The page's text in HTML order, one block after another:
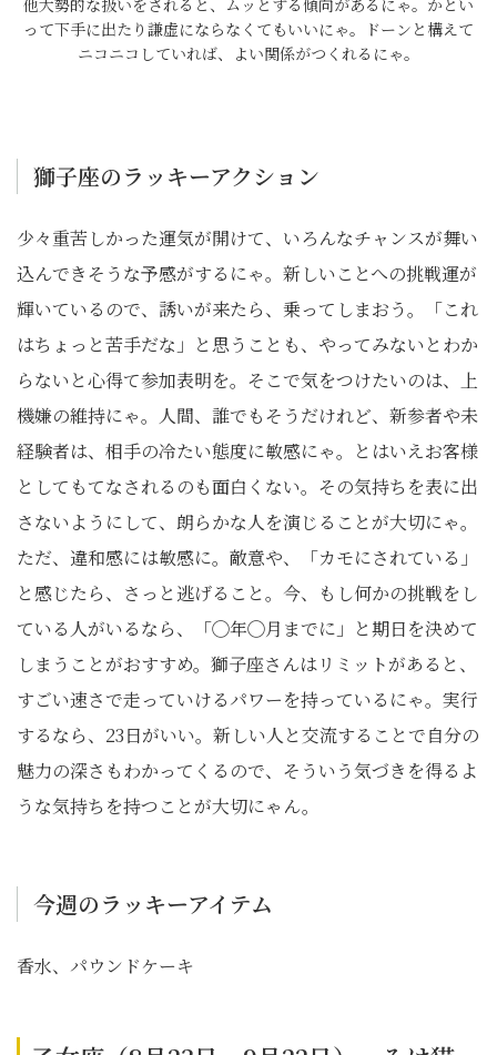
他大勢的な扱いをされると、ムッとする傾向があるにゃ。かとい
って下手に出たり謙虚にならなくてもいいにゃ。ドーンと構えて
ニコニコしていれば、よい関係がつくれるにゃ。
獅子座のラッキーアクション
少々重苦しかった運気が開けて、いろんなチャンスが舞い
込んできそうな予感がするにゃ。新しいことへの挑戦運が
輝いているので、誘いが来たら、乗ってしまおう。「これ
はちょっと苦手だな」と思うことも、やってみないとわか
らないと心得て参加表明を。そこで気をつけたいのは、上
機嫌の維持にゃ。人間、誰でもそうだけれど、新参者や未
経験者は、相手の冷たい態度に敏感にゃ。とはいえお客様
としてもてなされるのも面白くない。その気持ちを表に出
さないようにして、朗らかな人を演じることが大切にゃ。
ただ、違和感には敏感に。敵意や、「カモにされている」
と感じたら、さっと逃げること。今、もし何かの挑戦をし
ている人がいるなら、「◯年◯月までに」と期日を決めて
しまうことがおすすめ。獅子座さんはリミットがあると、
すごい速さで走っていけるパワーを持っているにゃ。実行
するなら、23日がいい。新しい人と交流することで自分の
魅力の深さもわかってくるので、そういう気づきを得るよ
うな気持ちを持つことが大切にゃん。
今週のラッキーアイテム
香水、パウンドケーキ